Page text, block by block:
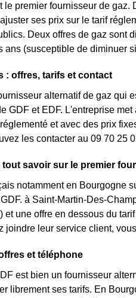
premier fournisseur de
ses prix sur le tarif
Deux offres de gaz sont
ans (susceptible de diminuer
: offres, tarifs et contact
alternatif de gaz qui
GDF et EDF. L'entreprise
et avec des prix
les contacter au 09 70 25
savoir sur le premier
notamment en Bourgogne
à Saint-Martin-Des-
une offre en dessous du
leur service client,
et téléphone
est bien un fournisseur
librement ses tarifs. En